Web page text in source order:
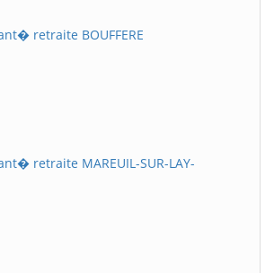
retraite BOUFFERE
retraite MAREUIL-SUR-LAY-